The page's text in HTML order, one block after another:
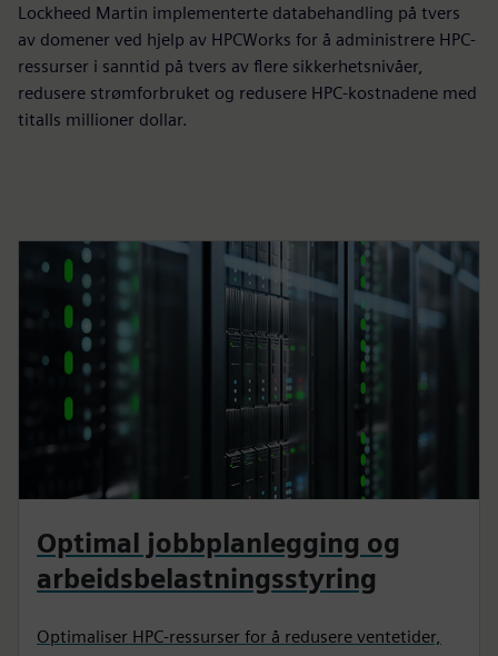
Lockheed Martin implementerte databehandling på tvers
av domener ved hjelp av HPCWorks for å administrere HPC-
ressurser i sanntid på tvers av flere sikkerhetsnivåer,
redusere strømforbruket og redusere HPC-kostnadene med
titalls millioner dollar.
Optimal jobbplanlegging og
arbeidsbelastningsstyring
Optimaliser HPC-ressurser for å redusere ventetider,